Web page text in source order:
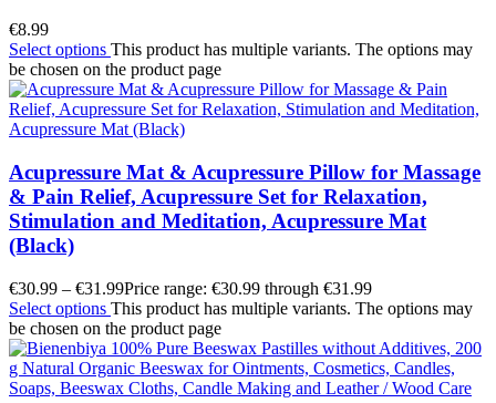
€8.99
Select options This product has multiple variants. The options may
be chosen on the product page
Acupressure Mat & Acupressure Pillow for Massage
& Pain Relief, Acupressure Set for Relaxation,
Stimulation and Meditation, Acupressure Mat
(Black)
€30.99 – €31.99Price range: €30.99 through €31.99
Select options This product has multiple variants. The options may
be chosen on the product page